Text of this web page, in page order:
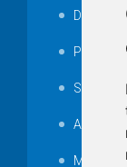
Decretos
Portarias
SAMAE